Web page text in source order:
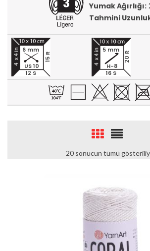
Yumak Ağırlığı:
Tahmini
12 S
15 R
6 mm
US 10
16 S
20 R
5 mm
H-8
20 sonucun tümü